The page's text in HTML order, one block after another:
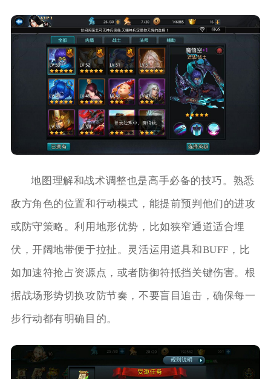
地图理解和战术调整也是高手必备的技巧。熟悉
敌方角色的位置和行动模式，能提前预判他们的进攻
或防守策略。利用地形优势，比如狭窄通道适合埋
伏，开阔地带便于拉扯。灵活运用道具和BUFF，比
如加速符抢占资源点，或者防御符抵挡关键伤害。根
据战场形势切换攻防节奏，不要盲目追击，确保每一
步行动都有明确目的。